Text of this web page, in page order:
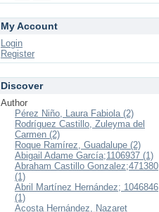
My Account
Login
Register
Discover
Author
Pérez Niño, Laura Fabiola (2)
Rodríguez Castillo, Zuleyma del
Carmen (2)
Roque Ramírez, Guadalupe (2)
Abigail Adame García;1106937 (1)
Abraham Castillo Gonzalez;471380
(1)
Abril Martínez Hernández; 1046846
(1)
Acosta Hernández, Nazaret